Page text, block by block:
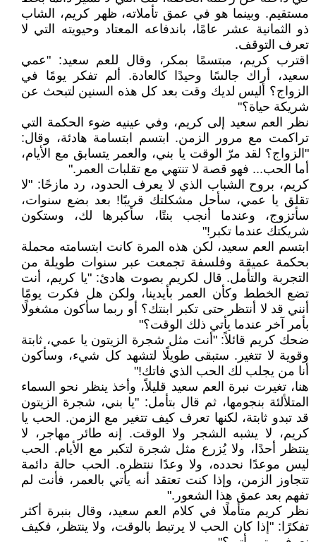
مستقيم. وبينما هو في عمق تأملاته، ظهر كريم، الشاب
ذو الثمانية عشر عامًا، باندفاعه المعتاد وحيويته التي لا
تعرف التوقف.
اقترب كريم، مبتسمًا بمكر، وقال للعم سعيد: "عمي
سعيد، أراك جالسًا وحيدًا كالعادة. ألم تفكر يومًا في
الزواج؟ أليس لديك وقت بعد كل هذه السنين لتبحث عن
شريكة حياة؟"
نظر العم سعيد إلى كريم، وفي عينيه ضوء الحكمة التي
تراكمت مع مرور الزمن. ابتسم ابتسامة هادئة، وقال:
"الزواج؟ لقد مرّ الوقت يا بني، والعمر يتسابق مع الأيام،
أما الحب... فهو قصة لا تنتهي مع تقلبات العمر."
كريم، بروح الشباب الذي لا يعرف الحدود، رد مازحًا: "لا
تقلق يا عمي، سأحل مشكلتك قريبًا! بعد بضع سنوات،
سأتزوج، وعندما أنجب بنتًا، سأكبرها لك، وستكون
شريكتك عندما تكبر!"
ابتسم العم سعيد، لكن هذه المرة كانت ابتسامته محملة
بحكمة عميقة وفلسفة تجمعت عبر سنوات طويلة من
التجربة والتأمل. قال لكريم بصوت هادئ: "يا كريم، أنت
تضع الخطط وكأن العمر بأيدينا، ولكن هل فكرت يومًا
أنني قد لا أنتظر حتى تكبر ابنتك؟ أو ربما سأكون مشغولًا
بأمر آخر عندما يأتي ذلك الوقت؟"
ضحك كريم قائلاً: "أنت مثل شجرة الزيتون يا عمي، ثابتة
وقوية لا تتغير. ستبقى طويلًا لتشهد كل شيء، وسأكون
أنا من يجلب لك الحب الذي فاتك!"
هنا، تغيرت نبرة العم سعيد قليلاً، وأخذ ينظر نحو السماء
المتلألئة بنجومها، ثم قال بتأمل: "يا بني، شجرة الزيتون
قد تبدو ثابتة، لكنها تعرف كيف تتغير مع الزمن. الحب يا
كريم، لا يشبه الشجر ولا الوقت. إنه طائر مهاجر، لا
ينتظر أحدًا، ولا يُزرع مثل شجرة لتكبر مع الأيام. الحب
ليس موعدًا نحدده، ولا وعدًا ننتظره. الحب حالة دائمة
تتجاوز الزمن، وإذا كنت تعتقد أنه يأتي بالعمر، فأنت لم
تفهم بعد عمق هذا الشعور."
نظر كريم متأملًا في كلام العم سعيد، وقال بنبرة أكثر
تفكرًا: "إذا كان الحب لا يرتبط بالوقت، ولا ينتظر، فكيف